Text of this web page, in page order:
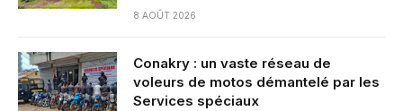
8 AOÛT 2026
Conakry : un vaste réseau de
voleurs de motos démantelé par les
Services spéciaux